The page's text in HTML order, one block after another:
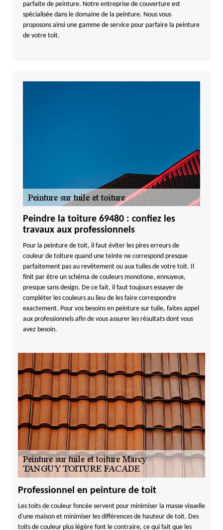
parfaite de peinture. Notre entreprise de couverture est
spécialisée dans le domaine de la peinture. Nous vous
proposons ainsi une gamme de service pour parfaire la peinture
de votre toit.
Peindre la toiture 69480 : confiez les
travaux aux professionnels
Pour la peinture de toit, il faut éviter les pires erreurs de
couleur de toiture quand une teinte ne correspond presque
parfaitement pas au revêtement ou aux tuiles de votre toit. Il
finit par être un schéma de couleurs monotone, ennuyeux,
presque sans design. De ce fait, il faut toujours essayer de
compléter les couleurs au lieu de les faire correspondre
exactement. Pour vos besoins en peinture sur tuile, faites appel
aux professionnels afin de vous assurer les résultats dont vous
avez besoin.
Professionnel en peinture de toit
Les toits de couleur foncée servent pour minimiser la masse visuelle
d'une maison et minimiser les différences de hauteur de toit. Des
toits de couleur plus légère font le contraire, ce qui fait que les